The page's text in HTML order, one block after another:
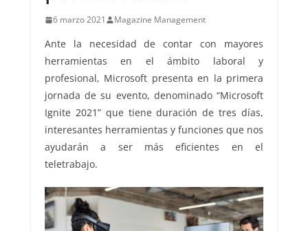
6 marzo 2021 Magazine Management
Ante la necesidad de contar con mayores
herramientas en el ámbito laboral y
profesional, Microsoft presenta en la primera
jornada de su evento, denominado “Microsoft
Ignite 2021” que tiene duración de tres días,
interesantes herramientas y funciones que nos
ayudarán a ser más eficientes en el
teletrabajo.